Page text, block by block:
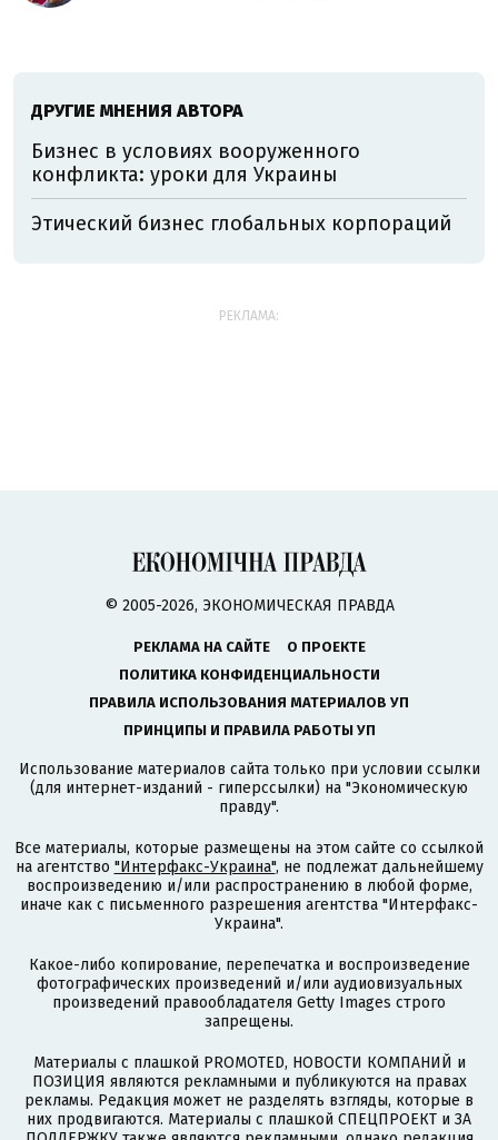
ДРУГИЕ МНЕНИЯ АВТОРА
Бизнес в условиях вооруженного
конфликта: уроки для Украины
Этический бизнес глобальных корпораций
РЕКЛАМА:
© 2005-2026, ЭКОНОМИЧЕСКАЯ ПРАВДА
РЕКЛАМА НА САЙТЕ
О ПРОЕКТЕ
ПОЛИТИКА КОНФИДЕНЦИАЛЬНОСТИ
ПРАВИЛА ИСПОЛЬЗОВАНИЯ МАТЕРИАЛОВ УП
ПРИНЦИПЫ И ПРАВИЛА РАБОТЫ УП
Использование материалов сайта только при условии ссылки
(для интернет-изданий - гиперссылки) на "Экономическую
правду".
Все материалы, которые размещены на этом сайте со ссылкой
на агентство "Интерфакс-Украина", не подлежат дальнейшему
воспроизведению и/или распространению в любой форме,
иначе как с письменного разрешения агентства "Интерфакс-
Украина".
Какое-либо копирование, перепечатка и воспроизведение
фотографических произведений и/или аудиовизуальных
произведений правообладателя Getty Images строго
запрещены.
Материалы с плашкой PROMOTED, НОВОСТИ КОМПАНИЙ и
ПОЗИЦИЯ являются рекламными и публикуются на правах
рекламы. Редакция может не разделять взгляды, которые в
них продвигаются. Материалы с плашкой СПЕЦПРОЕКТ и ЗА